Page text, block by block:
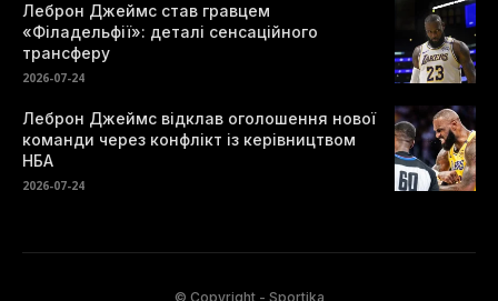
Леброн Джеймс став гравцем
«Філадельфії»: деталі сенсаційного
трансферу
2026-07-24
Леброн Джеймс відклав оголошення нової
команди через конфлікт із керівництвом
НБА
2026-07-24
© Copyright - Sportika